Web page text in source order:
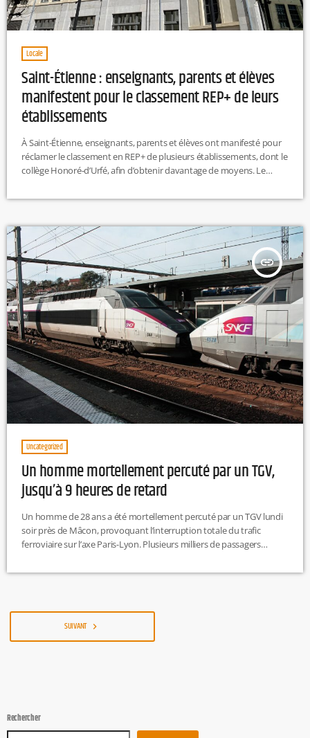
Locale
Saint-Étienne : enseignants, parents et élèves
manifestent pour le classement REP+ de leurs
établissements
À Saint-Étienne, enseignants, parents et élèves ont manifesté pour
réclamer le classement en REP+ de plusieurs établissements, dont le
collège Honoré-d’Urfé, afin d’obtenir davantage de moyens. Le
poursuivre la mobilisation tant qu’aucune réponse n’est apportée
insert_link
Uncategorized
Un homme mortellement percuté par un TGV,
jusqu’à 9 heures de retard
Un homme de 28 ans a été mortellement percuté par un TGV lundi
soir près de Mâcon, provoquant l’interruption totale du trafic
ferroviaire sur l’axe Paris-Lyon. Plusieurs milliers de passagers
jusqu’à neuf heures de retard. CC
SUIVANT navigate_next
Rechercher